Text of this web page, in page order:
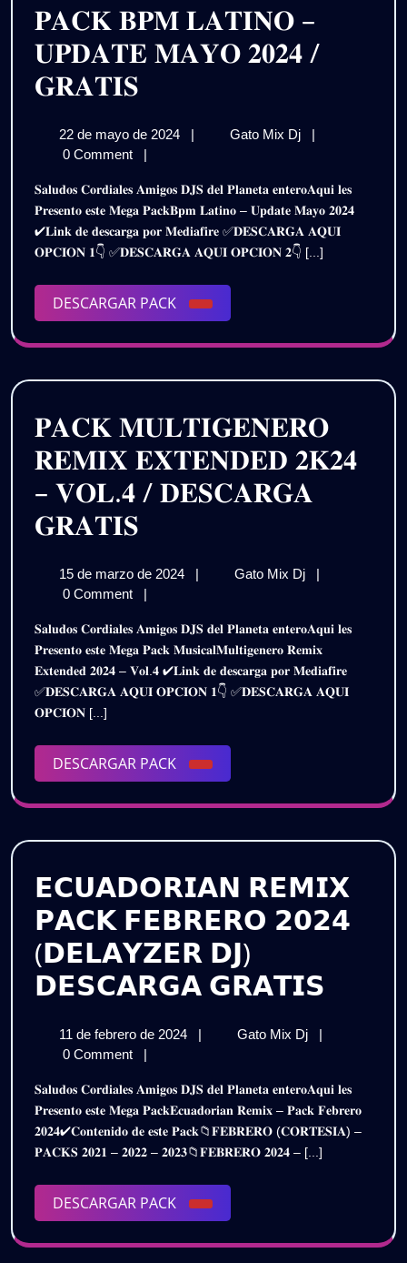
𝐏𝐀𝐂𝐊 𝐁𝐏𝐌 𝐋𝐀𝐓𝐈𝐍𝐎 –
𝐔𝐏𝐃𝐀𝐓𝐄 𝐌𝐀𝐘𝐎 𝟐𝟎𝟐𝟒 /
𝐆𝐑𝐀𝐓𝐈𝐒
𝐋𝐀𝐓𝐈𝐍𝐎
–
𝐔𝐏𝐃𝐀𝐓𝐄
𝐌𝐀𝐘𝐎
𝟐𝟎𝟐𝟒
/
𝐆𝐑𝐀𝐓𝐈𝐒
22 de mayo de 2024
22
de
2024
| Gato Mix Dj
𝐏𝐀𝐂𝐊
–
𝐔𝐏𝐃𝐀𝐓𝐄
𝐌𝐀𝐘𝐎
𝟐𝟎𝟐𝟒
|
0 Comment
|
𝐒𝐚𝐥𝐮𝐝𝐨𝐬 𝐂𝐨𝐫𝐝𝐢𝐚𝐥𝐞𝐬 𝐀𝐦𝐢𝐠𝐨𝐬 𝐃𝐉𝐒 𝐝𝐞𝐥 𝐏𝐥𝐚𝐧𝐞𝐭𝐚 𝐞𝐧𝐭𝐞𝐫𝐨𝐀𝐪𝐮𝐢 𝐥𝐞𝐬
𝐏𝐫𝐞𝐬𝐞𝐧𝐭𝐨 𝐞𝐬𝐭𝐞 𝐌𝐞𝐠𝐚 𝐏𝐚𝐜𝐤𝐁𝐩𝐦 𝐋𝐚𝐭𝐢𝐧𝐨 – 𝐔𝐩𝐝𝐚𝐭𝐞 𝐌𝐚𝐲𝐨 𝟐𝟎𝟐𝟒
✔𝐋𝐢𝐧𝐤 𝐝𝐞 𝐝𝐞𝐬𝐜𝐚𝐫𝐠𝐚 𝐩𝐨𝐫 𝐌𝐞𝐝𝐢𝐚𝐟𝐢𝐫𝐞 ✅𝐃𝐄𝐒𝐂𝐀𝐑𝐆𝐀 𝐀𝐐𝐔𝐈
𝐎𝐏𝐂𝐈𝐎𝐍 𝟏👇 ✅𝐃𝐄𝐒𝐂𝐀𝐑𝐆𝐀 𝐀𝐐𝐔𝐈 𝐎𝐏𝐂𝐈𝐎𝐍 𝟐👇 [...]
DESCARGAR PACK
DESCARGAR
PACK
𝐏𝐀𝐂𝐊 𝐌𝐔𝐋𝐓𝐈𝐆𝐄𝐍𝐄𝐑𝐎
𝐑𝐄𝐌𝐈𝐗 𝐄𝐗𝐓𝐄𝐍𝐃𝐄𝐃 𝟐𝐊𝟐𝟒
– 𝐕𝐎𝐋.𝟒 / 𝐃𝐄𝐒𝐂𝐀𝐑𝐆𝐀
𝐆𝐑𝐀𝐓𝐈𝐒
𝐑𝐄𝐌𝐈𝐗
𝐄𝐗𝐓𝐄𝐍𝐃𝐄𝐃
𝟐𝐊𝟐𝟒
–
/
𝐃𝐄𝐒𝐂𝐀𝐑𝐆𝐀
𝐆𝐑𝐀𝐓𝐈𝐒
15 de marzo de 2024
15
de
2024
| Gato Mix Dj
𝐏𝐀𝐂𝐊
𝐄𝐗𝐓𝐄𝐍𝐃𝐄𝐃
𝟐𝐊𝟐𝟒
–
𝐕𝐎𝐋.𝟒
|
0 Comment
|
𝐒𝐚𝐥𝐮𝐝𝐨𝐬 𝐂𝐨𝐫𝐝𝐢𝐚𝐥𝐞𝐬 𝐀𝐦𝐢𝐠𝐨𝐬 𝐃𝐉𝐒 𝐝𝐞𝐥 𝐏𝐥𝐚𝐧𝐞𝐭𝐚 𝐞𝐧𝐭𝐞𝐫𝐨𝐀𝐪𝐮𝐢 𝐥𝐞𝐬
𝐏𝐫𝐞𝐬𝐞𝐧𝐭𝐨 𝐞𝐬𝐭𝐞 𝐌𝐞𝐠𝐚 𝐏𝐚𝐜𝐤 𝐌𝐮𝐬𝐢𝐜𝐚𝐥𝐌𝐮𝐥𝐭𝐢𝐠𝐞𝐧𝐞𝐫𝐨 𝐑𝐞𝐦𝐢𝐱
𝐄𝐱𝐭𝐞𝐧𝐝𝐞𝐝 𝟐𝟎𝟐𝟒 – 𝐕𝐨𝐥.𝟒 ✔𝐋𝐢𝐧𝐤 𝐝𝐞 𝐝𝐞𝐬𝐜𝐚𝐫𝐠𝐚 𝐩𝐨𝐫 𝐌𝐞𝐝𝐢𝐚𝐟𝐢𝐫𝐞
✅𝐃𝐄𝐒𝐂𝐀𝐑𝐆𝐀 𝐀𝐐𝐔𝐈 𝐎𝐏𝐂𝐈𝐎𝐍 𝟏👇 ✅𝐃𝐄𝐒𝐂𝐀𝐑𝐆𝐀 𝐀𝐐𝐔𝐈
𝐎𝐏𝐂𝐈𝐎𝐍 [...]
DESCARGAR PACK
DESCARGAR
PACK
𝗘𝗖𝗨𝗔𝗗𝗢𝗥𝗜𝗔𝗡 𝗥𝗘𝗠𝗜𝗫
𝗣𝗔𝗖𝗞 𝗙𝗘𝗕𝗥𝗘𝗥𝗢 𝟮𝟬𝟮𝟰
(𝗗𝗘𝗟𝗔𝗬𝗭𝗘𝗥 𝗗𝗝)
𝗗𝗘𝗦𝗖𝗔𝗥𝗚𝗔 𝗚𝗥𝗔𝗧𝗜𝗦
𝟮𝟬𝟮𝟰
11 de febrero de 2024
11
de
2024
| Gato Mix Dj
𝗙𝗘𝗕𝗥𝗘𝗥𝗢
𝟮𝟬𝟮𝟰
(𝗗𝗘𝗟𝗔𝗬𝗭𝗘𝗥
𝗗𝗝)
|
0 Comment
|
𝐒𝐚𝐥𝐮𝐝𝐨𝐬 𝐂𝐨𝐫𝐝𝐢𝐚𝐥𝐞𝐬 𝐀𝐦𝐢𝐠𝐨𝐬 𝐃𝐉𝐒 𝐝𝐞𝐥 𝐏𝐥𝐚𝐧𝐞𝐭𝐚 𝐞𝐧𝐭𝐞𝐫𝐨𝐀𝐪𝐮𝐢 𝐥𝐞𝐬
𝐏𝐫𝐞𝐬𝐞𝐧𝐭𝐨 𝐞𝐬𝐭𝐞 𝐌𝐞𝐠𝐚 𝐏𝐚𝐜𝐤𝐄𝐜𝐮𝐚𝐝𝐨𝐫𝐢𝐚𝐧 𝐑𝐞𝐦𝐢𝐱 – 𝐏𝐚𝐜𝐤 𝐅𝐞𝐛𝐫𝐞𝐫𝐨
𝟐𝟎𝟐𝟒✔𝐂𝐨𝐧𝐭𝐞𝐧𝐢𝐝𝐨 𝐝𝐞 𝐞𝐬𝐭𝐞 𝐏𝐚𝐜𝐤📁𝐅𝐄𝐁𝐑𝐄𝐑𝐎 (𝐂𝐎𝐑𝐓𝐄𝐒𝐈𝐀) –
𝐏𝐀𝐂𝐊𝐒 𝟐𝟎𝟐𝟏 – 𝟐𝟎𝟐𝟐 – 𝟐𝟎𝟐𝟑📁𝐅𝐄𝐁𝐑𝐄𝐑𝐎 𝟐𝟎𝟐𝟒 – [...]
DESCARGAR PACK
DESCARGAR
PACK